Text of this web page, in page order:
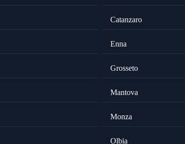
Catanzaro
Enna
Grosseto
Mantova
Monza
Olbia